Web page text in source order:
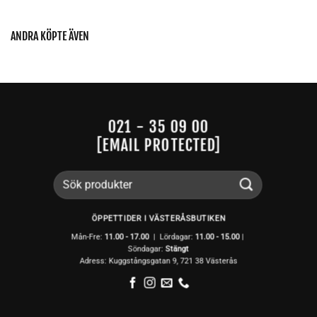
ANDRA KÖPTE ÄVEN
021 - 35 09 00
[EMAIL PROTECTED]
Sök
efter:
ÖPPETTIDER I VÄSTERÅSBUTIKEN
Mån-Fre: 11.00 - 17.00| Lördagar: 11.00 - 15.00 |
Söndagar:Stängt
Adress: Kuggstångsgatan 9, 721 38 Västerås